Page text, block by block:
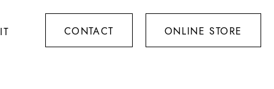
CONTACT ONLINE STORE